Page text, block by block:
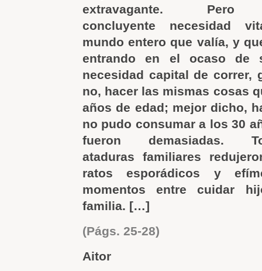
extravagante.
concluyente necesidad
mundo entero que valía, y
entrando en el ocaso de
necesidad capital de correr,
no, hacer las mismas cosas
años de edad; mejor dicho,
no pudo consumar a los 30
fueron
ataduras familiares
ratos esporádicos y
momentos entre cuidar
familia. […]
(Págs. 25-28)
Aitor